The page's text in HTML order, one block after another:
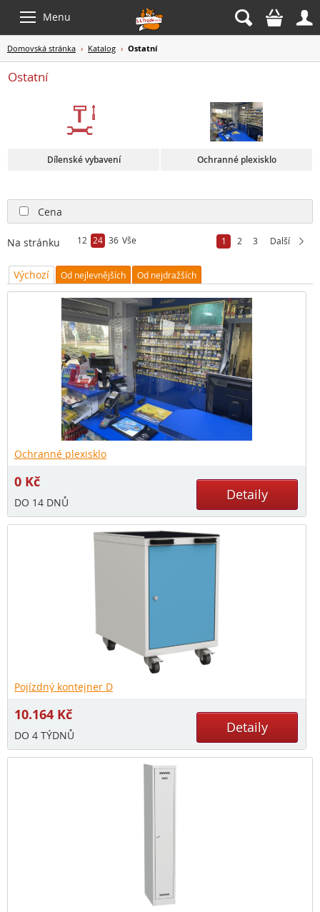
Menu   
Domovská stránka › Katalog › Ostatní
Ostatní
Dílenské vybavení Ochranné plexisklo
Cena
Na stránku 12 24 36 Vše 1 2 3 Další
Výchozí Od nejlevnějších Od nejdražších
Ochranné plexisklo
0 Kč
DO 14 DNŮ Detaily
Pojízdný kontejner D
10.164 Kč
DO 4 TÝDNŮ Detaily